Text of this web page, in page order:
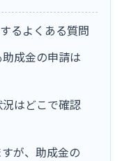
るよくある質問
成金の申請は
はどこで確認
が、助成金の